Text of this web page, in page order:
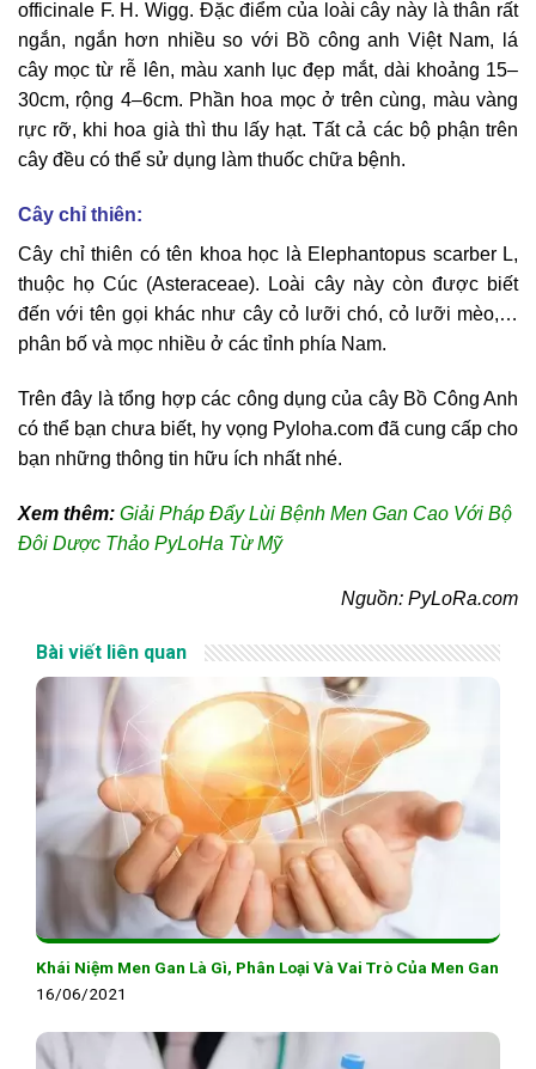
officinale F. H. Wigg. Đặc điểm của loài cây này là thân rất
ngắn, ngắn hơn nhiều so với Bồ công anh Việt Nam, lá
cây mọc từ rễ lên, màu xanh lục đẹp mắt, dài khoảng 15–
30cm, rộng 4–6cm. Phần hoa mọc ở trên cùng, màu vàng
rực rỡ, khi hoa già thì thu lấy hạt. Tất cả các bộ phận trên
cây đều có thể sử dụng làm thuốc chữa bệnh.
Cây chỉ thiên:
Cây chỉ thiên có tên khoa học là Elephantopus scarber L,
thuộc họ Cúc (Asteraceae). Loài cây này còn được biết
đến với tên gọi khác như cây cỏ lưỡi chó, cỏ lưỡi mèo,…
phân bố và mọc nhiều ở các tỉnh phía Nam.
Trên đây là tổng hợp các công dụng của cây Bồ Công Anh
có thể bạn chưa biết, hy vọng Pyloha.com đã cung cấp cho
bạn những thông tin hữu ích nhất nhé.
Xem thêm: Giải Pháp Đẩy Lùi Bệnh Men Gan Cao Với Bộ
Đôi Dược Thảo PyLoHa Từ Mỹ
Nguồn: PyLoRa.com
Bài viết liên quan
Khái Niệm Men Gan Là Gì, Phân Loại Và Vai Trò Của Men Gan
16/06/2021